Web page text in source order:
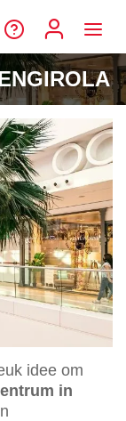
idee om
in